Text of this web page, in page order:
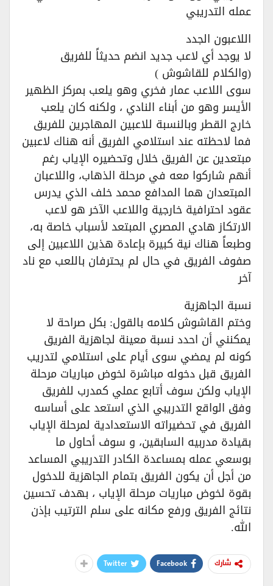
عمله التدريبي
اللاعبون الجدد
لا يوجد أي لاعب جديد انضم حديثاً للفريق
(والكلام للقاشوش )
سوى اللاعب عمار فخري وهو يلعب بمركز الظهير
الأيسر وهو من أبناء النادي ، ولكنه كان يلعب
خارج القطر وبالنسبة للاعبين المهاجرين للفريق
فما لاحظته عند استلامي الفريق أنه هناك لاعبين
مبتعدين عن الفريق خلال وتحضيره الإياب رغم
أنهم شاركوا معه في مرحلة الذهاب، واللاعبان
المبتعدان هما المدافع محمد خلف الذي يدرس
عقود احترافية خارجية واللاعب الآخر هو لاعب
الارتكاز هادي المصري المبتعد لأسباب خاصة به،
وطبعاً هناك نية كبيرة بإعادة هذين اللاعبين إلى
صفوف الفريق في حال لم يحترفان باللعب مع ناد
آخر
نسبة الجاهزية
وختم القاشوش كلامه بالقول: بكل صراحة لا
يمكنني أن احدد نسبة معينة لجاهزية الفريق
كونه لم يمضي سوى أيام على استلامي لتدريب
الفريق قبل دخوله مباشرة لخوض مباريات مرحلة
الإياب ولكن سوف أتابع عملي كمدرب للفريق
وفق الواقع التدريبي الذي استعد على أساسه
الفريق في تحضيراته الاستعدادية لمرحلة الإياب
بقيادة مدربيه السابقين، و سوف أحاول ما
بوسعي عمله بمساعدة الكادر التدريبي المساعد
من أجل أن يكون الفريق بتمام الجاهزية للدخول
بقوة لخوض مباريات مرحلة الإياب ، بهدف تحسين
نتائج الفريق ورفع مكانه على سلم الترتيب بإذن
الله.
شارك Facebook
Twitter